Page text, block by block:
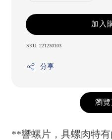
加入
SKU: 221230103
分享
瀏覽
**響螺片，具螺肉特